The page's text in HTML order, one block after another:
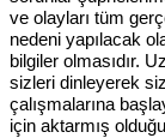
ve olayları tüm
nedeni yapılacak
bilgiler olmasıdır.
sizleri dinleyerek
çalışmalarına
için aktarmış